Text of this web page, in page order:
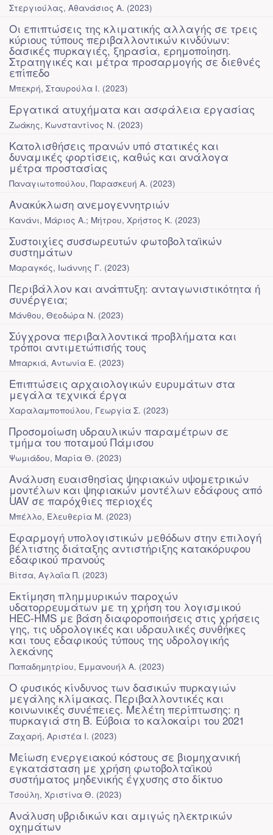
Στεργιούλας, Αθανάσιος Α. (2023)
Οι επιπτώσεις της κλιματικής αλλαγής σε τρεις
κύριους τύπους περιβαλλοντικών κινδύνων:
δασικές πυρκαγιές, ξηρασία, ερημοποίηση.
Στρατηγικές και μέτρα προσαρμογής σε διεθνές
επίπεδο
Μπεκρή, Σταυρούλα Ι. (2023)
Εργατικά ατυχήματα και ασφάλεια εργασίας
Ζωάκης, Κωνσταντίνος Ν. (2023)
Κατολισθήσεις πρανών υπό στατικές και
δυναμικές φορτίσεις, καθώς και ανάλογα
μέτρα προστασίας
Παναγιωτοπούλου, Παρασκευή Α. (2023)
Ανακύκλωση ανεμογεννητριών
Κανάνι, Μάριος Α.; Μήτρου, Χρήστος Κ. (2023)
Συστοιχίες συσσωρευτών φωτοβολταϊκών
συστημάτων
Μαραγκός, Ιωάννης Γ. (2023)
Περιβάλλον και ανάπτυξη: ανταγωνιστικότητα ή
συνέργεια;
Μάνθου, Θεοδώρα Ν. (2023)
Σύγχρονα περιβαλλοντικά προβλήματα και
τρόποι αντιμετώπισής τους
Μπαρκιά, Αντωνία Ε. (2023)
Επιπτώσεις αρχαιολογικών ευρυμάτων στα
μεγάλα τεχνικά έργα
Χαραλαμποπούλου, Γεωργία Σ. (2023)
Προσομοίωση υδραυλικών παραμέτρων σε
τμήμα του ποταμού Πάμισου
Ψωμιάδου, Μαρία Θ. (2023)
Ανάλυση ευαισθησίας ψηφιακών υψομετρικών
μοντέλων και ψηφιακών μοντέλων εδάφους από
UAV σε παρόχθιες περιοχές
Μπέλλο, Ελευθερία Μ. (2023)
Εφαρμογή υπολογιστικών μεθόδων στην επιλογή
βέλτιστης διάταξης αντιστήριξης κατακόρυφου
εδαφικού πρανούς
Βίτσα, Αγλαΐα Π. (2023)
Εκτίμηση πλημμυρικών παροχών
υδατορρευμάτων με τη χρήση του λογισμικού
HEC-HMS με βάση διαφοροποιήσεις στις χρήσεις
γης, τις υδρολογικές και υδραυλικές συνθήκες
και τους εδαφικούς τύπους της υδρολογικής
λεκάνης
Παπαδημητρίου, Εμμανουήλ Α. (2023)
Ο φυσικός κίνδυνος των δασικών πυρκαγιών
μεγάλης κλίμακας. Περιβαλλοντικές και
κοινωνικές συνέπειες. Μελέτη περίπτωσης: η
πυρκαγιά στη Β. Εύβοια το καλοκαίρι του 2021
Ζαχαρή, Αριστέα Ι. (2023)
Μείωση ενεργειακού κόστους σε βιομηχανική
εγκατάσταση με χρήση φωτοβολταϊκού
συστήματος μηδενικής έγχυσης στο δίκτυο
Τσούλη, Χριστίνα Θ. (2023)
Ανάλυση υβριδικών και αμιγώς ηλεκτρικών
οχημάτων